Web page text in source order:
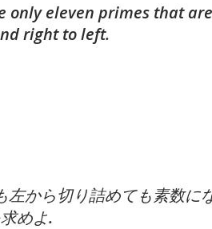
only eleven primes that
right to left.
左から切り詰めても素数に
めよ.